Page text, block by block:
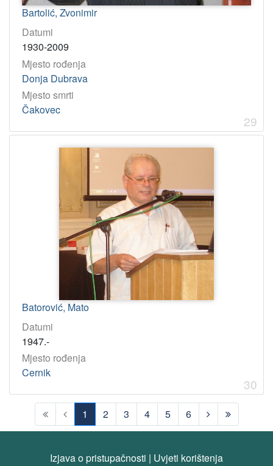
Bartolić, Zvonimir
Datumi
1930-2009
Mjesto rođenja
Donja Dubrava
Mjesto smrti
Čakovec
29
Batorović, Mato
Datumi
1947.-
Mjesto rođenja
Cernik
30
1
(current)
2 3 4 5 6
Izjava o pristupačnosti | Uvjeti korištenja